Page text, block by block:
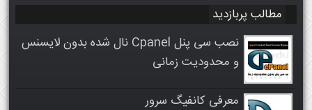
مطالب پربازدید
نصب سی پنل Cpanel نال شده بدون لایسنس
و محدودیت زمانی
معرفی کانفیگ سرور